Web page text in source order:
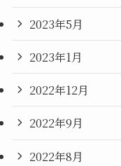
2023年5月
2023年1月
2022年12月
2022年9月
2022年8月